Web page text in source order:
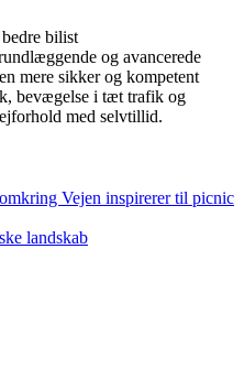
bilist
og avancerede
mere sikker og kompetent
bevægelse i tæt trafik og
med selvtillid.
Vejen inspirerer til picnic
landskab